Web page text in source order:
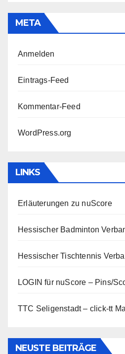
META
Anmelden
Eintrags-Feed
Kommentar-Feed
WordPress.org
LINKS
Erläuterungen zu nuScore
Hessischer Badminton
Hessischer Tischtennis
LOGIN für nuScore – Pins/
TTC Seligenstadt – click-tt
NEUSTE BEITRÄGE